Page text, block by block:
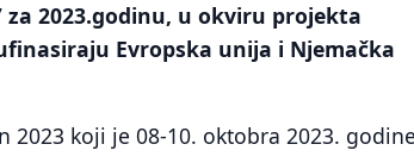
za 2023.godinu, u okviru projekta
Evropska unija i Njemačka
2023 koji je 08-10. oktobra 2023. godine